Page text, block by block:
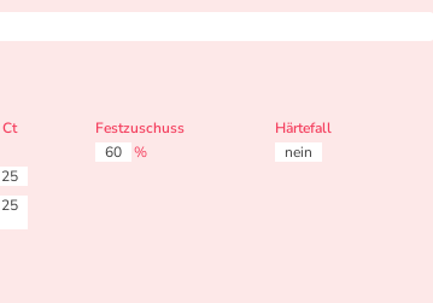
Ct
25
25
Festzuschuss
60
%
Härtefall
nein